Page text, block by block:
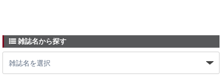
雑誌名から探す